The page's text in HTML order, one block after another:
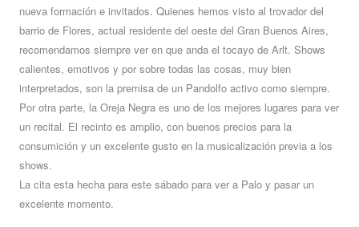
nueva formación e invitados. Quienes hemos visto al trovador del
barrio de Flores, actual residente del oeste del Gran Buenos Aires,
recomendamos siempre ver en que anda el tocayo de Arlt. Shows
calientes, emotivos y por sobre todas las cosas, muy bien
interpretados, son la premisa de un Pandolfo activo como siempre.
Por otra parte, la Oreja Negra es uno de los mejores lugares para ver
un recital. El recinto es amplio, con buenos precios para la
consumición y un excelente gusto en la musicalización previa a los
shows.
La cita esta hecha para este sábado para ver a Palo y pasar un
excelente momento.